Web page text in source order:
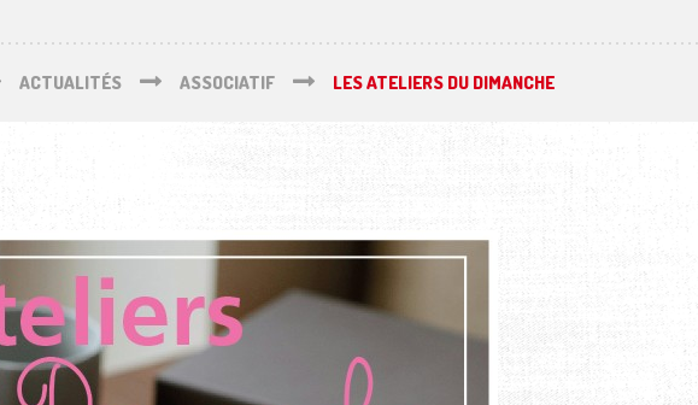
ACTUALITÉS ASSOCIATIF LES ATELIERS DU DIMANCHE